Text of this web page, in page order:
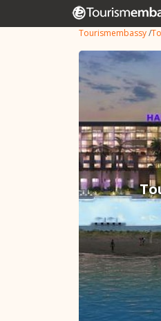
Tourismembassy/